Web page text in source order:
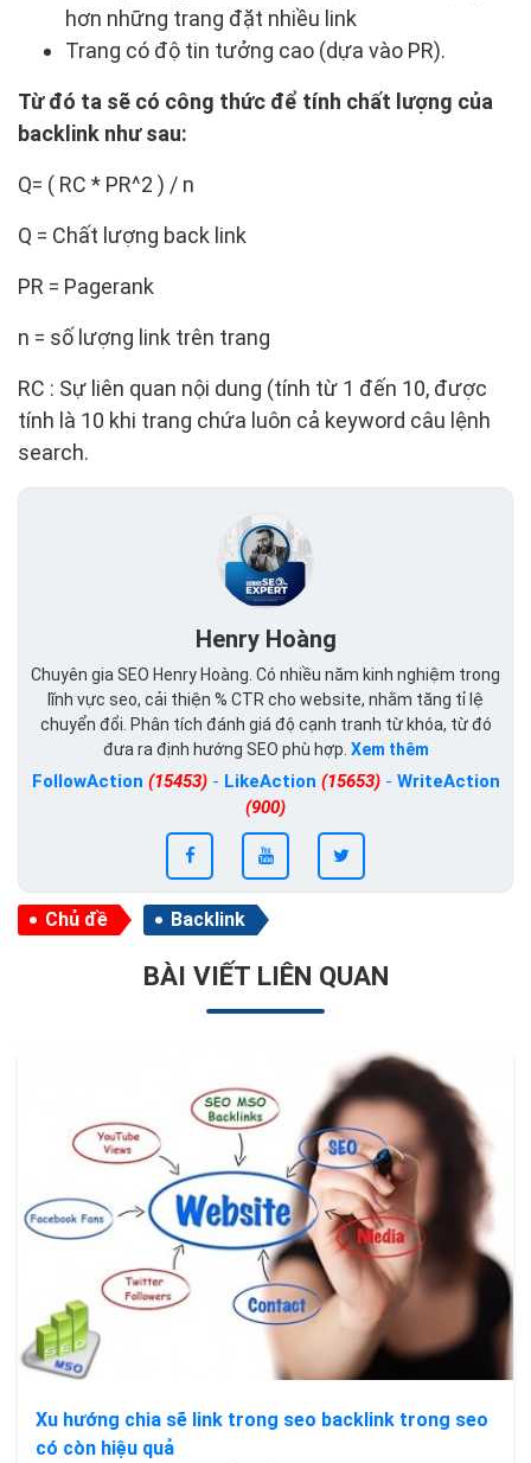
hơn những trang đặt nhiều link
Trang có độ tin tưởng cao (dựa vào PR).
Từ đó ta sẽ có công thức để tính chất lượng của
backlink như sau:
Q= ( RC * PR^2 ) / n
Q = Chất lượng back link
PR = Pagerank
n = số lượng link trên trang
RC : Sự liên quan nội dung (tính từ 1 đến 10, được
tính là 10 khi trang chứa luôn cả keyword câu lệnh
search.
Henry Hoàng
Chuyên gia SEO Henry Hoàng. Có nhiều năm kinh nghiệm trong
lĩnh vực seo, cải thiện % CTR cho website, nhằm tăng tỉ lệ
chuyển đổi. Phân tích đánh giá độ cạnh tranh từ khóa, từ đó
đưa ra định hướng SEO phù hợp. Xem thêm
FollowAction (15453)- LikeAction (15653)- WriteAction
(900)
Chủ đề Backlink
BÀI VIẾT LIÊN QUAN
Xu hướng chia sẽ link trong seo backlink trong seo
có còn hiệu quả